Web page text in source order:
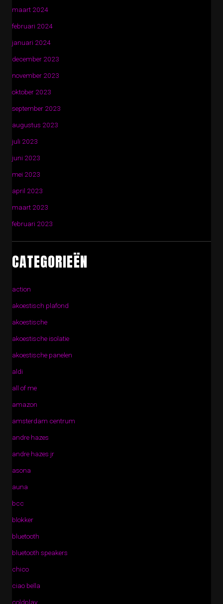
maart 2024
februari 2024
januari 2024
december 2023
november 2023
oktober 2023
september 2023
augustus 2023
juli 2023
juni 2023
mei 2023
april 2023
maart 2023
februari 2023
CATEGORIEËN
action
akoestisch plafond
akoestische
akoestische isolatie
akoestische panelen
aldi
all of me
amazon
amsterdam centrum
andre hazes
andre hazes jr
asona
auna
bcc
blokker
bluetooth
bluetooth speakers
chico
ciao bella
coldplay